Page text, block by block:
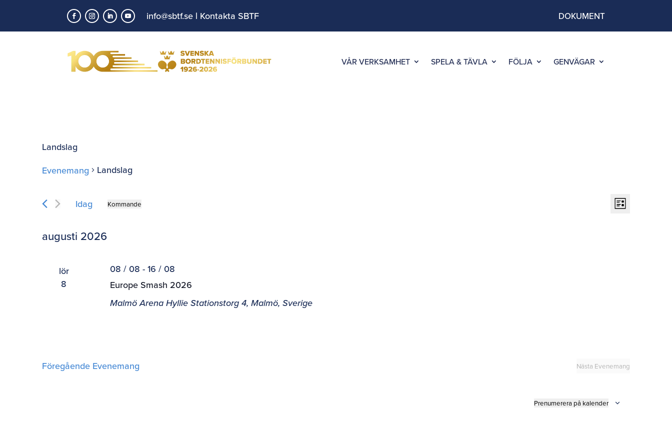
info@sbtf.se | Kontakta SBTF DOKUMENT
VÅR VERKSAMHET SPELA & TÄVLA FÖLJA GENVÄGAR
Landslag
Evenemang
Landslag
Evenemang Vy-
Lista
Idag Kommande
augusti 2026
lör
8
Europe Smash 2026
08 / 08 - 16 / 08
Malmö Arena Hyllie Stationstorg 4, Malmö, Sverige
Föregående Evenemang Nästa Evenemang
Prenumerera på kalender